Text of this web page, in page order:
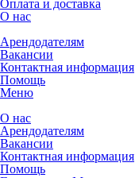
Оплата и доставка
О нас
Арендодателям
Вакансии
Контактная информация
Помощь
Меню
О нас
Арендодателям
Вакансии
Контактная информация
Помощь